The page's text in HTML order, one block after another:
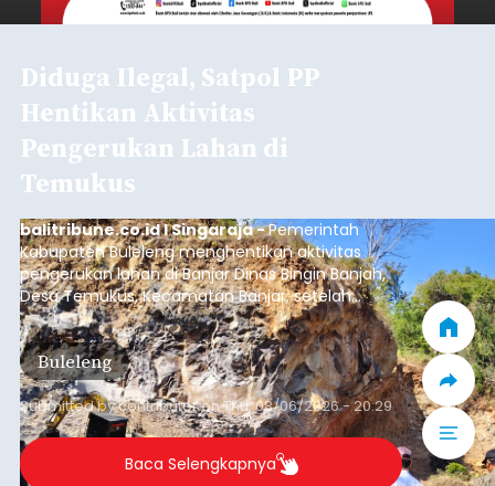
Diduga Ilegal, Satpol PP
Hentikan Aktivitas
Pengerukan Lahan di
Temukus
balitribune.co.id I Singaraja -Pemerintah
Kabupaten Buleleng menghentikan aktivitas
pengerukan lahan di Banjar Dinas Bingin Banjah,
Desa Temukus, Kecamatan Banjar, setelah
ditemukan indikasi kegiatan pengambilan
material yang tidak sesuai dengan peruntukan
kawasan.
Buleleng
Submitted bycontributoronThu, 08/06/2026 - 20:29
Baca Selengkapnya